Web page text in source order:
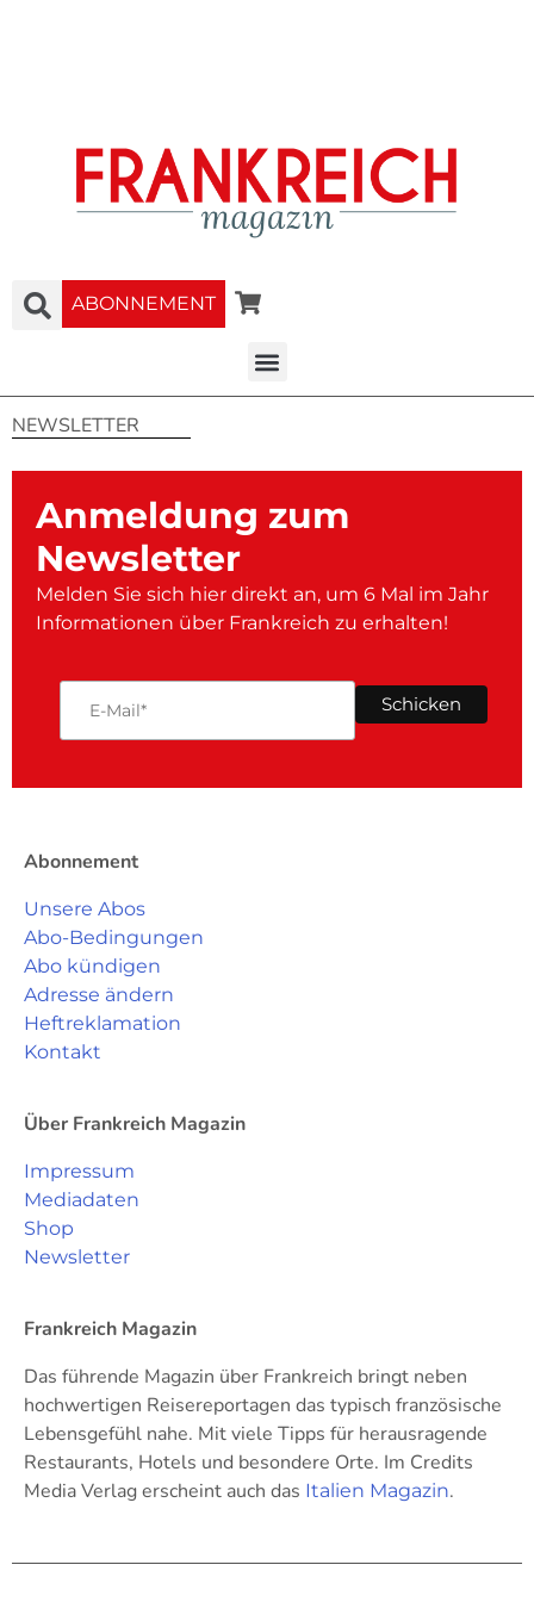
ABONNEMENT
NEWSLETTER
Anmeldung zum
Newsletter
Melden Sie sich hier direkt an, um 6 Mal im Jahr
Informationen über Frankreich zu erhalten!
Abonnement
Unsere Abos
Abo-Bedingungen
Abo kündigen
Adresse ändern
Heftreklamation
Kontakt
Über Frankreich Magazin
Impressum
Mediadaten
Shop
Newsletter
Frankreich Magazin
Das führende Magazin über Frankreich bringt neben
hochwertigen Reisereportagen das typisch französische
Lebensgefühl nahe. Mit viele Tipps für herausragende
Restaurants, Hotels und besondere Orte. Im Credits
Media Verlag erscheint auch das Italien Magazin.